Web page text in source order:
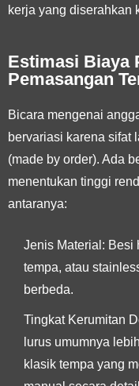
kerja yang diserahkan
Estimasi Biaya
Pemasangan
Bicara mengenai
bervariasi karena sifat
(made by order). Ada
menentukan tinggi
antaranya:
Jenis Material: Besi
tempa, atau
berbeda.
Tingkat Kerumitan
lurus umumnya
klasik tempa yang